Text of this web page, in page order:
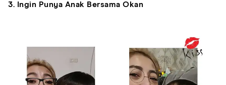
3. Ingin Punya Anak Bersama Okan